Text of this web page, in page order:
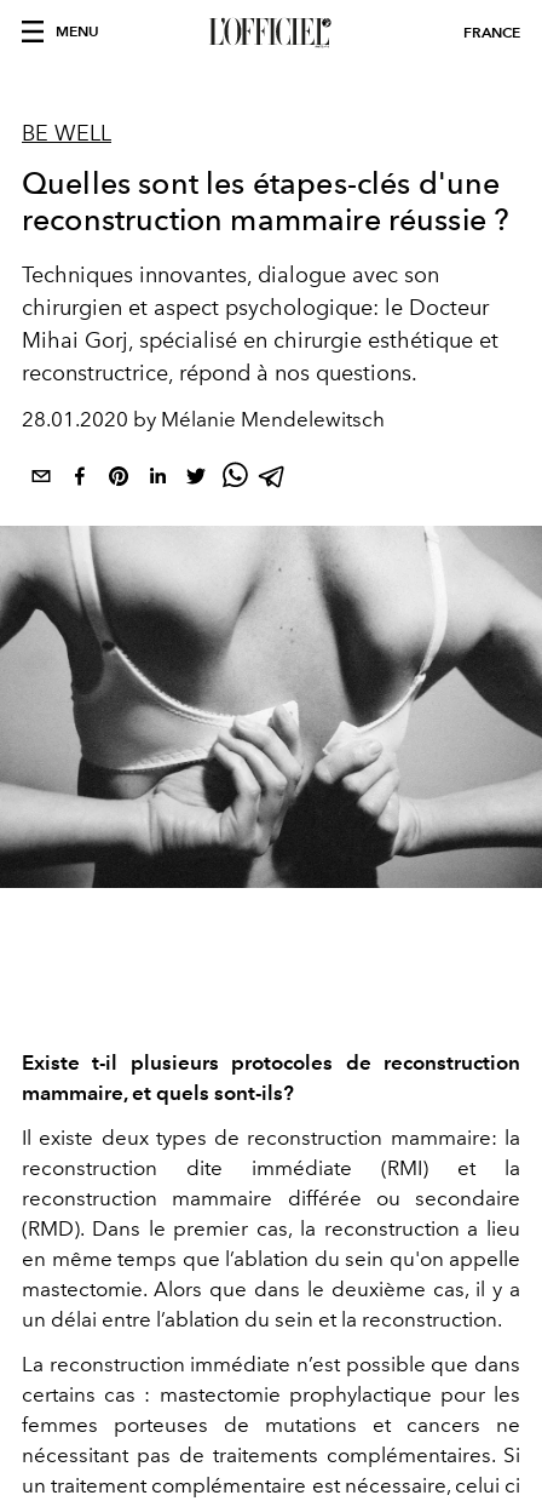
MENU FRANCE
BE WELL
Quelles sont les étapes-clés d'une
reconstruction mammaire réussie ?
Techniques innovantes, dialogue avec son
chirurgien et aspect psychologique: le Docteur
Mihai Gorj, spécialisé en chirurgie esthétique et
reconstructrice, répond à nos questions.
28.01.2020 by Mélanie Mendelewitsch
Existe t-il plusieurs protocoles de reconstruction
mammaire, et quels sont-ils?
Il existe deux types de reconstruction mammaire: la
reconstruction dite immédiate (RMI) et la
reconstruction mammaire différée ou secondaire
(RMD). Dans le premier cas, la reconstruction a lieu
en même temps que l’ablation du sein qu'on appelle
mastectomie. Alors que dans le deuxième cas, il y a
un délai entre l’ablation du sein et la reconstruction.
La reconstruction immédiate n’est possible que dans
certains cas : mastectomie prophylactique pour les
femmes porteuses de mutations et cancers ne
nécessitant pas de traitements complémentaires. Si
un traitement complémentaire est nécessaire, celui ci